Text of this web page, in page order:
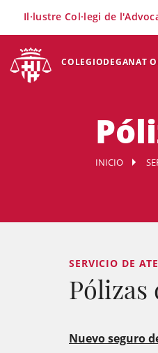
COLEGIODEGANAT
Il·lustre Col·legi de
INICIO
SERVICIO DE
Pólizas
Nuevo seguro